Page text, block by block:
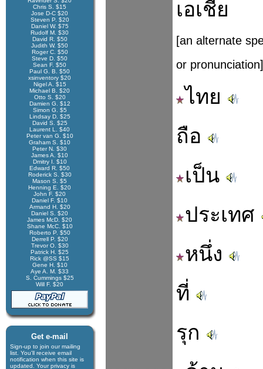
Chris S. $15
Jose D-C $20
Steven P. $20
Daniel W. $75
Rudolf M. $30
David R. $50
Judith W. $50
Roger C. $50
Steve D. $50
Sean F. $50
Paul G. B. $50
xsinventory $20
Nigel A. $15
Michael B. $20
Otto S. $20
Damien G. $12
Simon G. $5
Lindsay D. $25
David S. $25
Laurent L. $40
Peter van G. $10
Graham S. $10
Peter N. $30
James A. $10
Dmitry I. $10
Edward R. $50
Roderick S. $30
Mason S. $5
Henning E. $20
John F. $20
Daniel F. $10
Armand H. $20
Daniel S. $20
James McD. $20
Shane McC. $10
Roberto P. $50
Derrell P. $20
Trevor O. $30
Patrick H. $25
Rick @SS $15
Gene H. $10
Aye A. M. $33
S. Cummings $25
Will F. $20
Get e-mail
Sign-up to join our mail­ing
list. You'll receive e­mail
notification when this site is
updated. Your privacy is
เอเชีย
[an alternate
or pronunciation]
ไทย
ถือ
เป็น
ประเทศ
หนึ่ง
ที่
รุก